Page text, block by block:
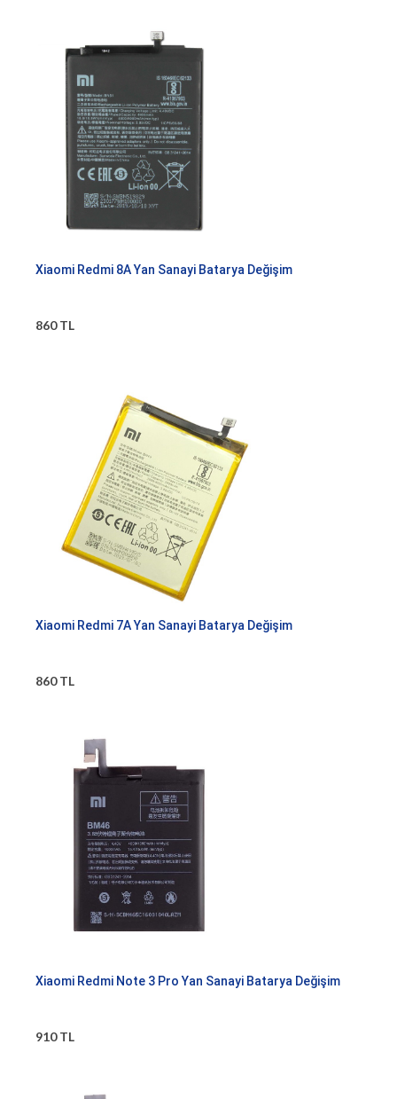
Xiaomi Redmi 8A Yan Sanayi Batarya Değişim
860 TL
Xiaomi Redmi 7A Yan Sanayi Batarya Değişim
860 TL
Xiaomi Redmi Note 3 Pro Yan Sanayi Batarya Değişim
910 TL